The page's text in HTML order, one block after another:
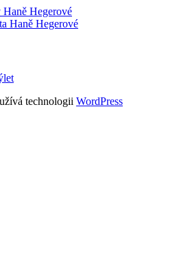
Hegerové
Haně Hegerové
technologii WordPress